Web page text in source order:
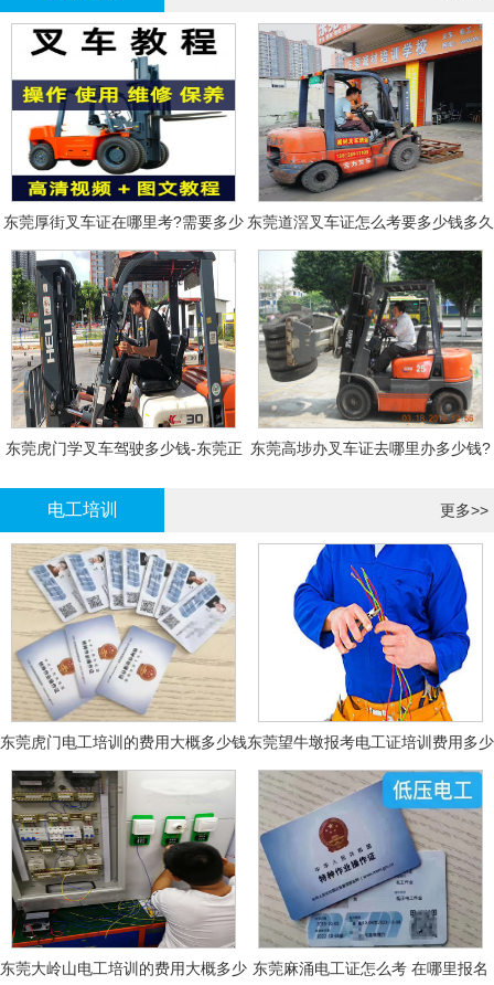
东莞厚街叉车证在哪里考?需要多少
钱?
东莞道滘叉车证怎么考要多少钱多久
拿证
东莞虎门学叉车驾驶多少钱-东莞正 东莞高埗办叉车证去哪里办多少钱?
电工培训 更多>>
东莞虎门电工培训的费用大概多少钱东莞望牛墩报考电工证培训费用多少
钱
东莞大岭山电工培训的费用大概多少 东莞麻涌电工证怎么考 在哪里报名